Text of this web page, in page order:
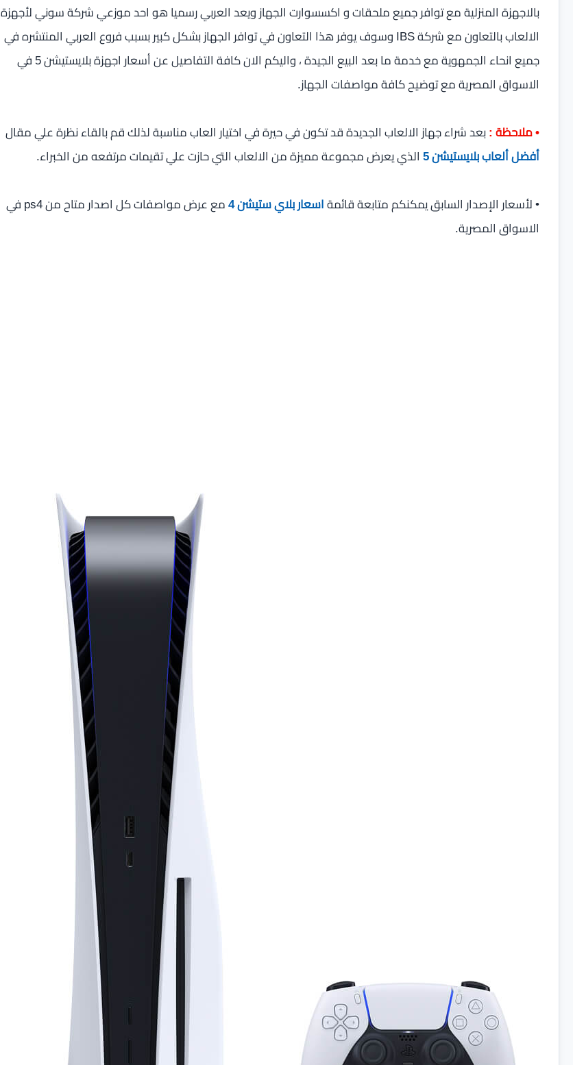
بالاجهزة المنزلية مع توافر جميع ملحقات و اكسسوارت الجهاز ويعد العربي رسميا هو احد موزعي شركة سوني لأجهزة
الالعاب بالتعاون مع شركة IBS وسوف يوفر هذا التعاون في توافر الجهاز بشكل كبير بسبب فروع العربي المنتشره في
جميع انحاء الجمهوية مع خدمة ما بعد البيع الجيدة ، واليكم الان كافة التفاصيل عن أسعار اجهزة بلايستيشن 5 في
الاسواق المصرية مع توضيح كافة مواصفات الجهاز.
• ملاحظة :بعد شراء جهاز الالعاب الجديدة قد تكون في حيرة في اختيار العاب مناسبة لذلك قم بالقاء نظرة علي مقال
أفضل ألعاب بلايستيشن 5 الذي يعرض مجموعة مميزة من الالعاب التي حازت علي تقيمات مرتفعه من الخبراء.
• لأسعار الإصدار السابق يمكنكم متابعة قائمةاسعار بلاي ستيشن 4
مع عرض مواصفات كل اصدار متاح من ps4 في
الاسواق المصرية.